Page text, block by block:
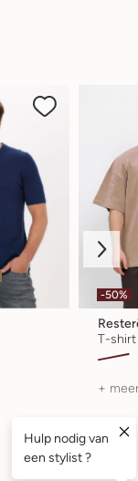
-50%
T-shirt
+